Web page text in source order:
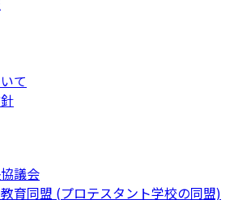
て
議会
育同盟 (プロテスタント学校の同盟)